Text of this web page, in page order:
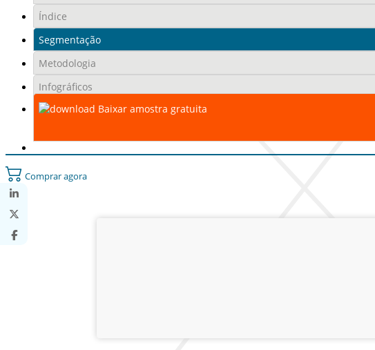
Índice
Segmentação
Metodologia
Infográficos
Baixar amostra gratuita
Comprar agora